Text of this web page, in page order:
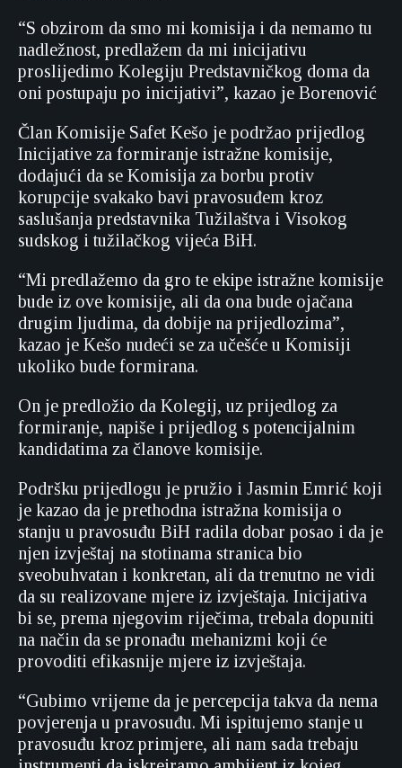
“S obzirom da smo mi komisija i da nemamo tu
nadležnost, predlažem da mi inicijativu
proslijedimo Kolegiju Predstavničkog doma da
oni postupaju po inicijativi”, kazao je Borenović
Član Komisije Safet Kešo je podržao prijedlog
Inicijative za formiranje istražne komisije,
dodajući da se Komisija za borbu protiv
korupcije svakako bavi pravosuđem kroz
saslušanja predstavnika Tužilaštva i Visokog
sudskog i tužilačkog vijeća BiH.
“Mi predlažemo da gro te ekipe istražne komisije
bude iz ove komisije, ali da ona bude ojačana
drugim ljudima, da dobije na prijedlozima”,
kazao je Kešo nudeći se za učešće u Komisiji
ukoliko bude formirana.
On je predložio da Kolegij, uz prijedlog za
formiranje, napiše i prijedlog s potencijalnim
kandidatima za članove komisije.
Podršku prijedlogu je pružio i Jasmin Emrić koji
je kazao da je prethodna istražna komisija o
stanju u pravosuđu BiH radila dobar posao i da je
njen izvještaj na stotinama stranica bio
sveobuhvatan i konkretan, ali da trenutno ne vidi
da su realizovane mjere iz izvještaja. Inicijativa
bi se, prema njegovim riječima, trebala dopuniti
na način da se pronađu mehanizmi koji će
provoditi efikasnije mjere iz izvještaja.
“Gubimo vrijeme da je percepcija takva da nema
povjerenja u pravosuđu. Mi ispitujemo stanje u
pravosuđu kroz primjere, ali nam sada trebaju